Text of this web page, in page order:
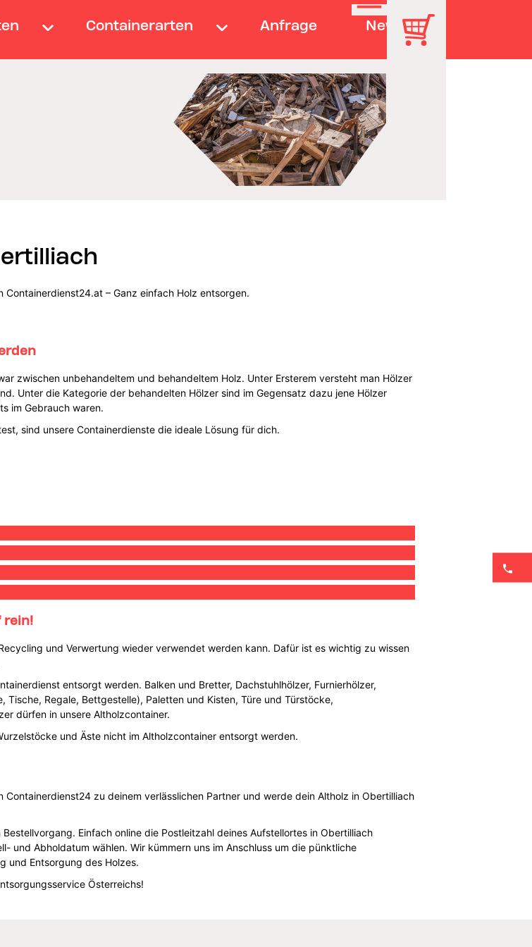
Containerarten Anfrage News
– Ganz einfach Holz entsorgen.
zwischen unbehandeltem und behandeltem Holz. Unter Ersterem versteht man Hölzer
Unter die Kategorie der behandelten Hölzer sind im Gegensatz dazu jene Hölzer
im Gebrauch waren.
sind unsere Containerdienste die ideale Lösung für dich.
rein!
und Verwertung wieder verwendet werden kann. Dafür ist es wichtig zu wissen
entsorgt werden. Balken und Bretter, Dachstuhlhölzer, Furnierhölzer,
Tische, Regale, Bettgestelle), Paletten und Kisten, Türe und Türstöcke,
dürfen in unsere Altholzcontainer.
und Äste nicht im Altholzcontainer entsorgt werden.
zu deinem verlässlichen Partner und werde dein Altholz in Obertilliach
Einfach online die Postleitzahl deines Aufstellortes in Obertilliach
und Abholdatum wählen. Wir kümmern uns im Anschluss um die pünktliche
und Entsorgung des Holzes.
Österreichs!